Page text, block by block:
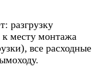
разгрузку
месту монтажа
все расходные